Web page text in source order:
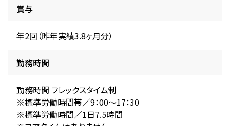
賞与
年2回（昨年実績3.8ヶ月分）
勤務時間
勤務時間 フレックスタイム制
※標準労働時間帯／9：00～17：30
※標準労働時間／1日7.5時間